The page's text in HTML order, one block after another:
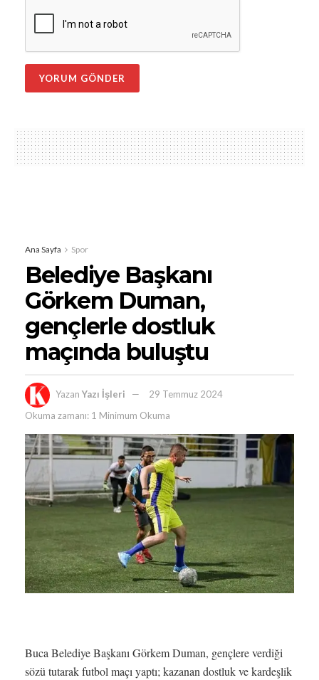
Ana Sayfa Spor
Belediye Başkanı
Görkem Duman,
gençlerle dostluk
maçında buluştu
Yazan Yazı İşleri
29 Temmuz 2024
Okuma zamanı: 1 Minimum Okuma
Buca Belediye Başkanı Görkem Duman, gençlere verdiği
sözü tutarak futbol maçı yaptı; kazanan dostluk ve kardeşlik